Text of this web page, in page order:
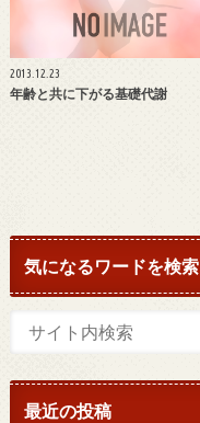
2013.12.23
年齢と共に下がる基礎代謝
気になるワードを検索
最近の投稿